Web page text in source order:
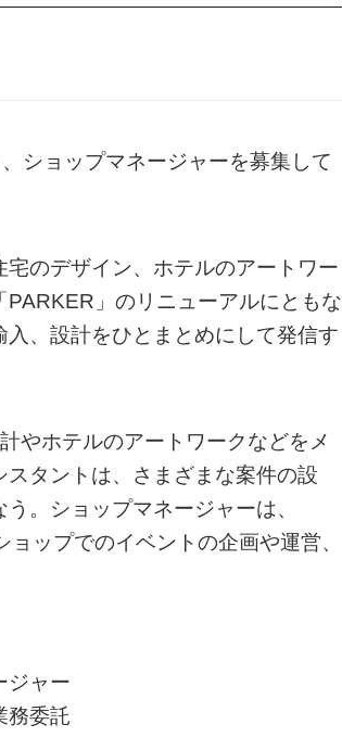
ショップマネージャーを募集して
のデザイン、ホテルのアートワー
」のリニューアルにともな
、設計をひとまとめにして発信す
やホテルのアートワークなどをメ
タントは、さまざまな案件の設
。ショップマネージャーは、
ップでのイベントの企画や運営、
ジャー
務委託